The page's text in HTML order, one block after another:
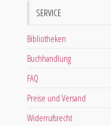
SERVICE
Bibliotheken
Buchhandlung
FAQ
Preise und Versand
Widerrufsrecht